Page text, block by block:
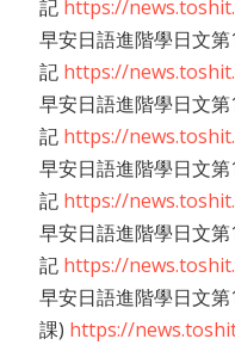
記 https://
早安日語進階學日文
記 https://
早安日語進階學日文
記 https://
早安日語進階學日文
記 https://
早安日語進階學日文
記 https://
早安日語進階學日文
課) https://